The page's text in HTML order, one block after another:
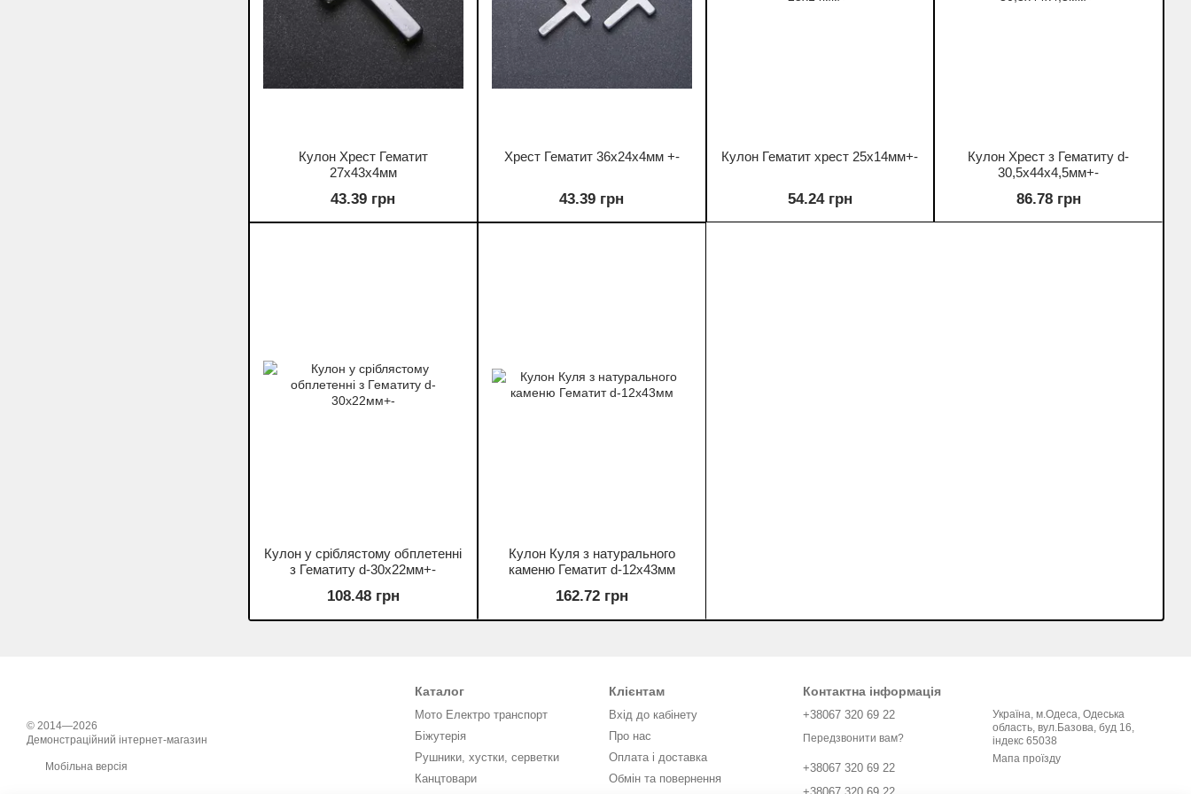
Кулон Хрест Гематит
27х43х4мм
43.39 грн
Хрест Гематит 36х24х4мм +-
43.39 грн
Кулон Гематит хрест 25х14мм+-
54.24 грн
Кулон Хрест з Гематиту d-
30,5х44х4,5мм+-
86.78 грн
Кулон у сріблястому обплетенні
з Гематиту d-30х22мм+-
108.48 грн
Кулон Куля з натурального
каменю Гематит d-12х43мм
162.72 грн
© 2014—2026
Демонстраційний інтернет-магазин
Мобільна версія
Каталог
Мото Електро транспорт
Біжутерія
Рушники, хустки, серветки
Канцтовари
Клієнтам
Вхід до кабінету
Про нас
Оплата і доставка
Обмін та повернення
Контактна інформація
+38067 320 69 22
Передзвонити вам?
+38067 320 69 22
Україна, м.Одеса, Одеська
область, вул.Базова, буд 16,
індекс 65038
Мапа проїзду